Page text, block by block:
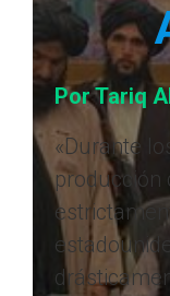
Por Tariq
«Durante
producción